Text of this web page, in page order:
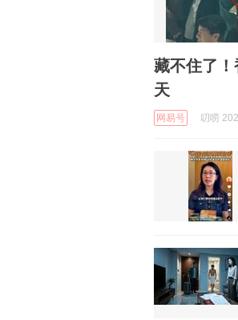
藏不住了
天
网易号 叨唠